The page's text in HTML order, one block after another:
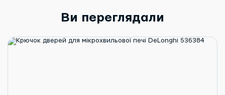
Ви переглядали